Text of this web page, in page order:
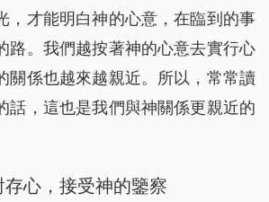
，才能明白神的心意，在臨到的事
路。我們越按著神的心意去實行心
關係也越來越親近。所以，常常讀
話，這也是我們與神關係更親近的
心，接受神的鑒察